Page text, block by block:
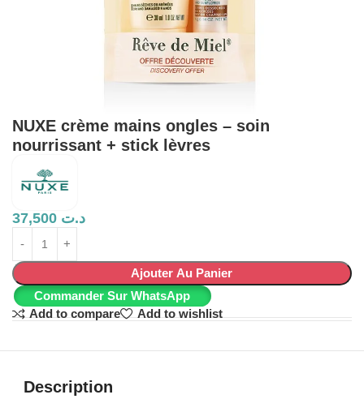
NUXE crème mains ongles – soin
nourrissant + stick lèvres
د.ت
Ajouter Au Panier
Commander Sur WhatsApp
Add to compare
Add to wishlist
Description